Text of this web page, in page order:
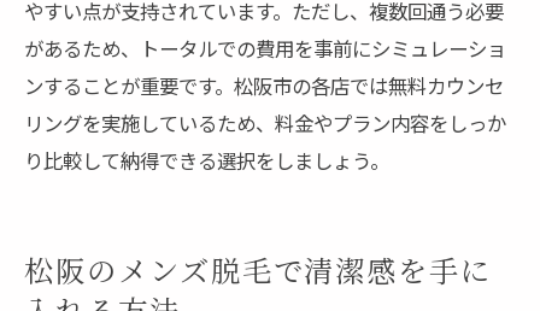
やすい点が支持されています。ただし、複数回通う必要
があるため、トータルでの費用を事前にシミュレーショ
ンすることが重要です。松阪市の各店では無料カウンセ
リングを実施しているため、料金やプラン内容をしっか
り比較して納得できる選択をしましょう。
松阪のメンズ脱毛で清潔感を手に